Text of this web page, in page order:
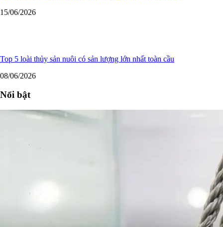
15/06/2026
Top 5 loài thủy sản nuôi có sản lượng lớn nhất toàn cầu
08/06/2026
Nổi bật